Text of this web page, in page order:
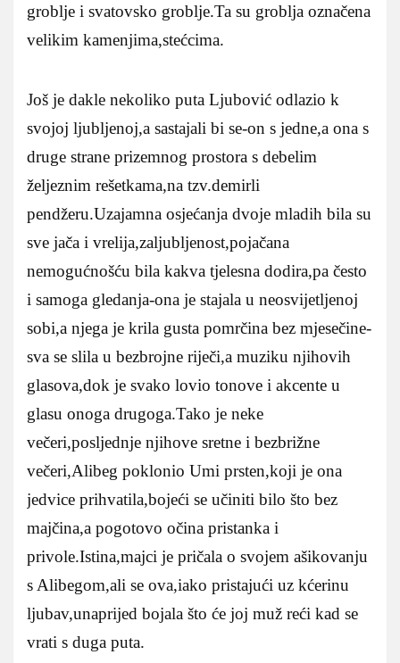
groblje i svatovsko groblje.Ta su groblja označena
velikim kamenjima,stećcima.
Još je dakle nekoliko puta Ljubović odlazio k
svojoj ljubljenoj,a sastajali bi se-on s jedne,a ona s
druge strane prizemnog prostora s debelim
željeznim rešetkama,na tzv.demirli
pendžeru.Uzajamna osjećanja dvoje mladih bila su
sve jača i vrelija,zaljubljenost,pojačana
nemogućnošću bila kakva tjelesna dodira,pa često
i samoga gledanja-ona je stajala u neosvijetljenoj
sobi,a njega je krila gusta pomrčina bez mjesečine-
sva se slila u bezbrojne riječi,a muziku njihovih
glasova,dok je svako lovio tonove i akcente u
glasu onoga drugoga.Tako je neke
večeri,posljednje njihove sretne i bezbrižne
večeri,Alibeg poklonio Umi prsten,koji je ona
jedvice prihvatila,bojeći se učiniti bilo što bez
majčina,a pogotovo očina pristanka i
privole.Istina,majci je pričala o svojem ašikovanju
s Alibegom,ali se ova,iako pristajući uz kćerinu
ljubav,unaprijed bojala što će joj muž reći kad se
vrati s duga puta.